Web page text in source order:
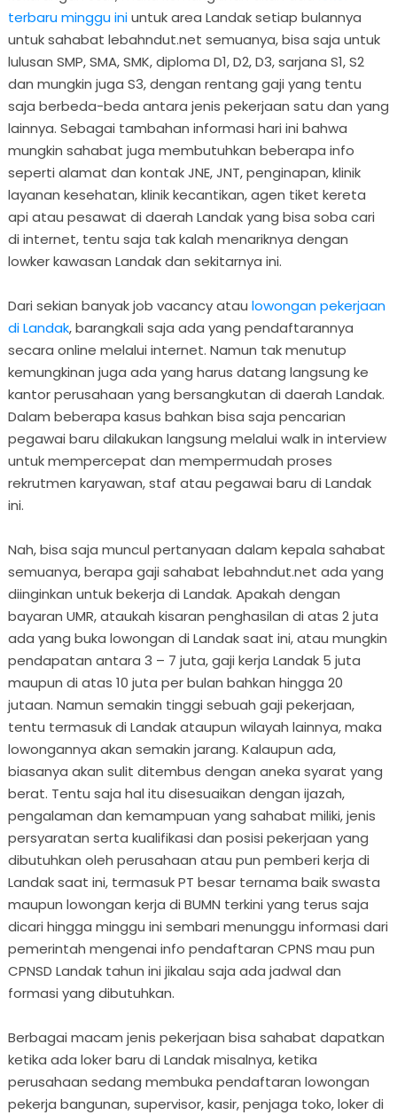
terbaru minggu iniuntuk area Landak setiap bulannya
untuk sahabat lebahndut.net semuanya, bisa saja untuk
lulusan SMP, SMA, SMK, diploma D1, D2, D3, sarjana S1, S2
dan mungkin juga S3, dengan rentang gaji yang tentu
saja berbeda-beda antara jenis pekerjaan satu dan yang
lainnya. Sebagai tambahan informasi hari ini bahwa
mungkin sahabat juga membutuhkan beberapa info
seperti alamat dan kontak JNE, JNT, penginapan, klinik
layanan kesehatan, klinik kecantikan, agen tiket kereta
api atau pesawat di daerah Landak yang bisa soba cari
di internet, tentu saja tak kalah menariknya dengan
lowker kawasan Landak dan sekitarnya ini.
Dari sekian banyak job vacancy atau lowongan pekerjaan
di Landak, barangkali saja ada yang pendaftarannya
secara online melalui internet. Namun tak menutup
kemungkinan juga ada yang harus datang langsung ke
kantor perusahaan yang bersangkutan di daerah Landak.
Dalam beberapa kasus bahkan bisa saja pencarian
pegawai baru dilakukan langsung melalui walk in interview
untuk mempercepat dan mempermudah proses
rekrutmen karyawan, staf atau pegawai baru di Landak
ini.
Nah, bisa saja muncul pertanyaan dalam kepala sahabat
semuanya, berapa gaji sahabat lebahndut.net ada yang
diinginkan untuk bekerja di Landak. Apakah dengan
bayaran UMR, ataukah kisaran penghasilan di atas 2 juta
ada yang buka lowongan di Landak saat ini, atau mungkin
pendapatan antara 3 – 7 juta, gaji kerja Landak 5 juta
maupun di atas 10 juta per bulan bahkan hingga 20
jutaan. Namun semakin tinggi sebuah gaji pekerjaan,
tentu termasuk di Landak ataupun wilayah lainnya, maka
lowongannya akan semakin jarang. Kalaupun ada,
biasanya akan sulit ditembus dengan aneka syarat yang
berat. Tentu saja hal itu disesuaikan dengan ijazah,
pengalaman dan kemampuan yang sahabat miliki, jenis
persyaratan serta kualifikasi dan posisi pekerjaan yang
dibutuhkan oleh perusahaan atau pun pemberi kerja di
Landak saat ini, termasuk PT besar ternama baik swasta
maupun lowongan kerja di BUMN terkini yang terus saja
dicari hingga minggu ini sembari menunggu informasi dari
pemerintah mengenai info pendaftaran CPNS mau pun
CPNSD Landak tahun ini jikalau saja ada jadwal dan
formasi yang dibutuhkan.
Berbagai macam jenis pekerjaan bisa sahabat dapatkan
ketika ada loker baru di Landak misalnya, ketika
perusahaan sedang membuka pendaftaran lowongan
pekerja bangunan, supervisor, kasir, penjaga toko, loker di